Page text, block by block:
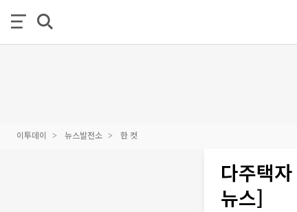
이투데이 뉴스발전소 한 컷
다주택
뉴스]